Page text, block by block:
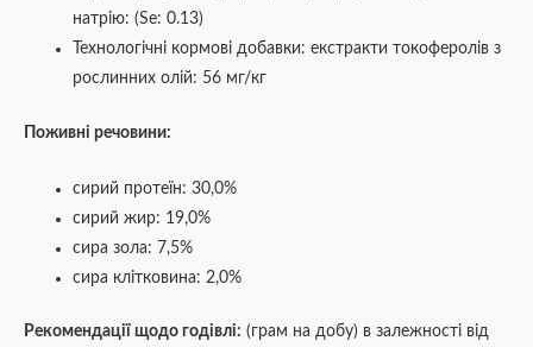
натрію: (Se: 0.13)
Технологічні кормові добавки: екстракти токоферолів з
рослинних олій: 56 мг/кг
Поживні речовини:
сирий протеїн: 30,0%
сирий жир: 19,0%
сира зола: 7,5%
сира клітковина: 2,0%
Рекомендації щодо годівлі: (грам на добу) в залежності від